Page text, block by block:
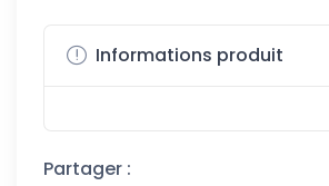
Informations produit
Partager :